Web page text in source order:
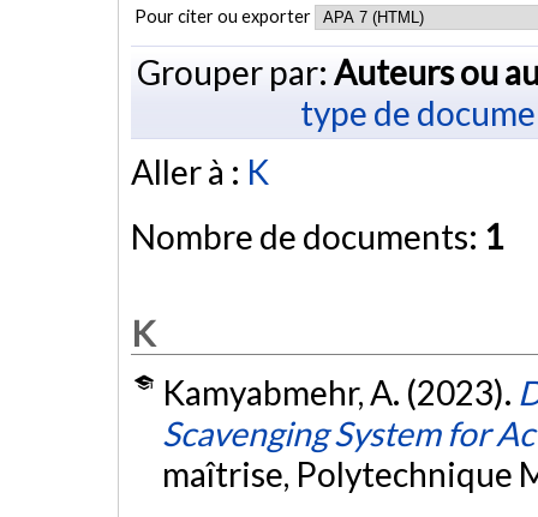
Pour citer ou exporter
Grouper par: Auteurs ou
type de
Aller à : K
Nombre de documents: 1
K
Kamyabmehr, A. (2023).
Scavenging System for
maîtrise, Polytechnique